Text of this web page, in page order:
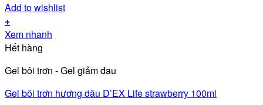
Add to wishlist
+
Xem nhanh
Hết hàng
Gel bôi trơn - Gel giảm đau
Gel bôi trơn hương dâu D’EX Life strawberry 100ml